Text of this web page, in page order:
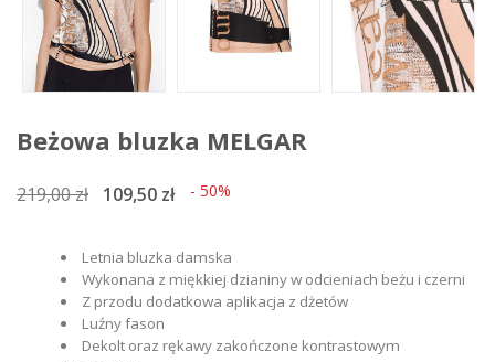
Beżowa bluzka MELGAR
219,00 zł 109,50 zł - 50%
Letnia bluzka damska
Wykonana z miękkiej dzianiny w odcieniach beżu i czerni
Z przodu dodatkowa aplikacja z dżetów
Luźny fason
Dekolt oraz rękawy zakończone kontrastowym